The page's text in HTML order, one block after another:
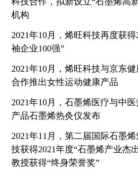
机构
2021年10月，烯旺科技再度获
袖企业100强”
2021年10月，烯旺科技与京东
合作推出女性运动健康产品
2021年10月，石墨烯医疗与中
产品石墨烯热灸仪发布
2021年11月，第二届国际石墨
技获得2021年度“石墨烯产业杰
教授获得“终身荣誉奖”